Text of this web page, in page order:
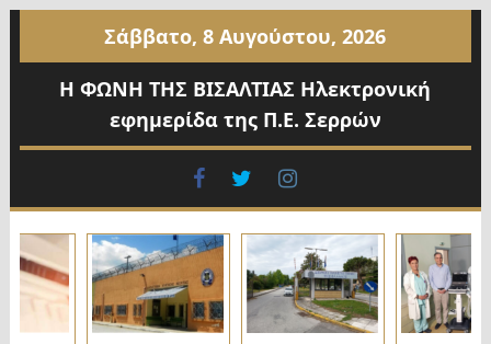
περιεχόμενο
Σάββατο, 8 Αυγούστου, 2026
Η ΦΩΝΗ ΤΗΣ ΒΙΣΑΛΤΙΑΣ Ηλεκτρονική
εφημερίδα της Π.Ε. Σερρών
facebook
twitter